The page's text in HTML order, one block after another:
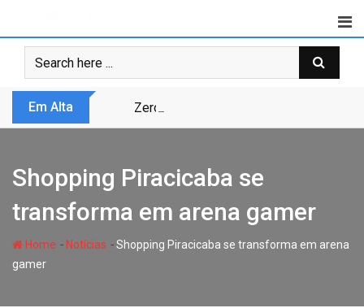
content
Em Alta Zero Trust não é modismo, é
Shopping Piracicaba se
transforma em arena gamer
Home - Notícias -Shopping Piracicaba se transforma em arena
gamer